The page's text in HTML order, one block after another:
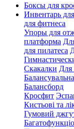
Боксы для
Инвентарь
для фитнеса
Упоры для
платформа
для пилатеса
Скакалки Для
Балансборд
Кросфит
Кистьові та
Гумовий